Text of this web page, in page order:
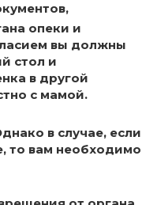
опеки и
вы должны
стол и
в другой
с мамой.
в случае, если
то вам необходимо